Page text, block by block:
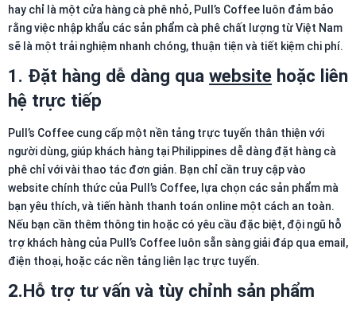
hay chỉ là một cửa hàng cà phê nhỏ, Pull’s Coffee luôn đảm bảo
rằng việc nhập khẩu các sản phẩm cà phê chất lượng từ Việt Nam
sẽ là một trải nghiệm nhanh chóng, thuận tiện và tiết kiệm chi phí.
1. Đặt hàng dễ dàng qua website hoặc liên
hệ trực tiếp
Pull’s Coffee cung cấp một nền tảng trực tuyến thân thiện với
người dùng, giúp khách hàng tại Philippines dễ dàng đặt hàng cà
phê chỉ với vài thao tác đơn giản. Bạn chỉ cần truy cập vào
website chính thức của Pull’s Coffee, lựa chọn các sản phẩm mà
bạn yêu thích, và tiến hành thanh toán online một cách an toàn.
Nếu bạn cần thêm thông tin hoặc có yêu cầu đặc biệt, đội ngũ hỗ
trợ khách hàng của Pull’s Coffee luôn sẵn sàng giải đáp qua email,
điện thoại, hoặc các nền tảng liên lạc trực tuyến.
2.Hỗ trợ tư vấn và tùy chỉnh sản phẩm